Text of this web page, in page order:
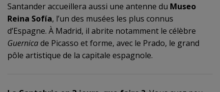
Santander accueillera aussi une antenne du Museo
Reina Sofía, l’un des musées les plus connus
d’Espagne. À Madrid, il abrite notamment le célèbre
Guernicade Picasso et forme, avec le Prado, le grand
pôle artistique de la capitale espagnole.